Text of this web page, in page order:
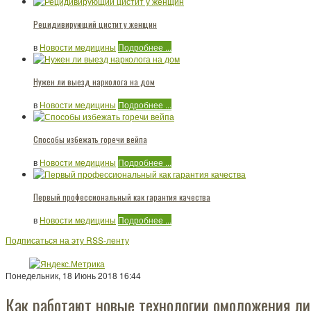
Рецидивирующий цистит у женщин
в Новости медицины Подробнее ...
Нужен ли выезд нарколога на дом
в Новости медицины Подробнее ...
Способы избежать горечи вейпа
в Новости медицины Подробнее ...
Первый профессиональный как гарантия качества
в Новости медицины Подробнее ...
Подписаться на эту RSS-ленту
Понедельник, 18 Июнь 2018 16:44
Как работают новые технологии омоложения